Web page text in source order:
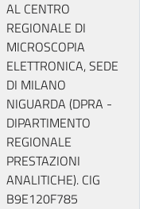
AL CENTRO
REGIONALE DI
MICROSCOPIA
ELETTRONICA, SEDE
DI MILANO
NIGUARDA (DPRA -
DIPARTIMENTO
REGIONALE
PRESTAZIONI
ANALITICHE). CIG
B9E120F785